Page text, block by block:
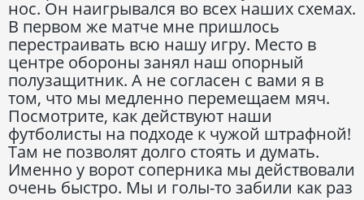
нос. Он наигрывался во всех наших схемах.
В первом же матче мне пришлось
перестраивать всю нашу игру. Место в
центре обороны занял наш опорный
полузащитник. А не согласен с вами я в
том, что мы медленно перемещаем мяч.
Посмотрите, как действуют наши
футболисты на подходе к чужой штрафной!
Там не позволят долго стоять и думать.
Именно у ворот соперника мы действовали
очень быстро. Мы и голы-то забили как раз